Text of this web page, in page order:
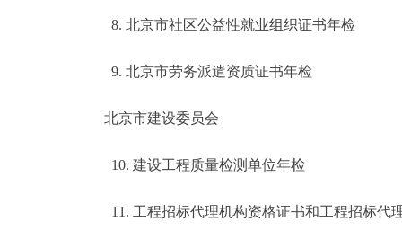
8. 北京市社区公益性就业组织证书年检
9. 北京市劳务派遣资质证书年检
北京市建设委员会
10. 建设工程质量检测单位年检
11. 工程招标代理机构资格证书和工程招标代